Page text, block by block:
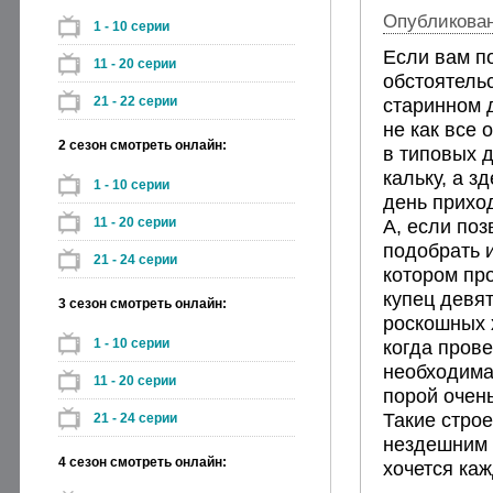
1 - 10 серии
11 - 20 серии
21 - 22 серии
2 сезон смотреть онлайн:
1 - 10 серии
11 - 20 серии
21 - 24 серии
3 сезон смотреть онлайн:
1 - 10 серии
11 - 20 серии
21 - 24 серии
4 сезон смотреть онлайн:
Если вам
старинном
не как все
в типовых
кальку, а
день
А, если
подобрать
котором
купец
роскошных
когда
порой
Такие
нездешним
хочется